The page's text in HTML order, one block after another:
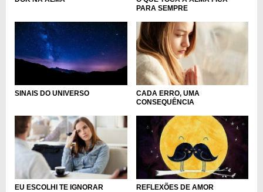
PARA SEMPRE
SINAIS DO UNIVERSO
CADA ERRO, UMA
CONSEQUÊNCIA
EU ESCOLHI TE IGNORAR REFLEXÕES DE AMOR